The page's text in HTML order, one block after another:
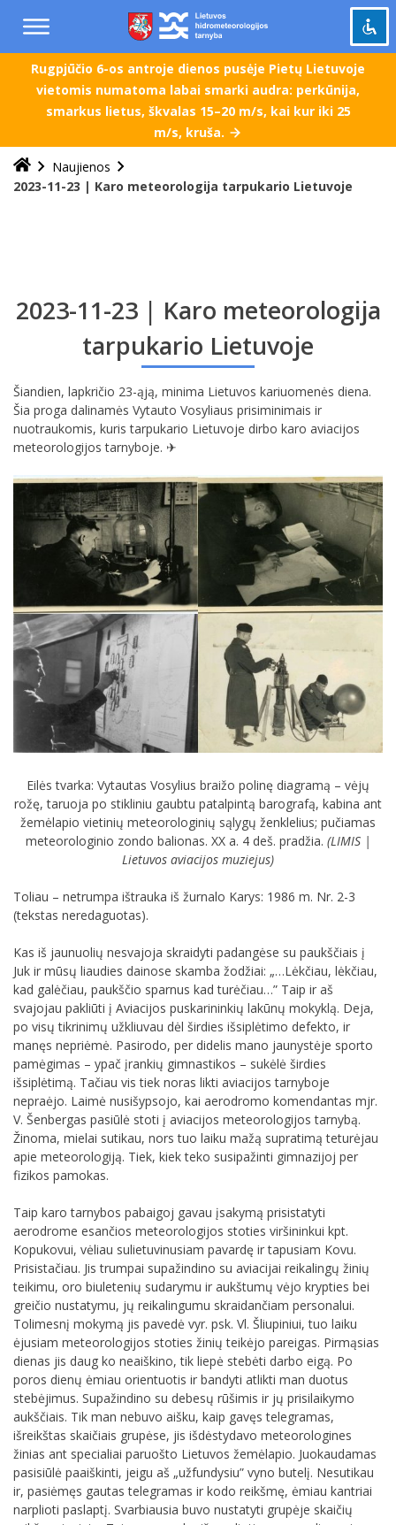
Pažymėti antraštes
zoom_out Tolinti
Priartinti
remove_circle_outline Sumažinti šriftą
Grąžinti
viską
į
pradinę
Rugpjūčio 6-os antroje dienos pusėje Pietų Lietuvoje
vietomis numatoma labai smarki audra: perkūnija,
smarkus lietus, škvalas 15–20 m/s, kai kur iki 25
m/s, kruša.
Naujienos
2023-11-23 | Karo meteorologija tarpukario Lietuvoje
2023-11-23 | Karo meteorologija
tarpukario Lietuvoje
Šiandien, lapkričio 23-ąją, minima Lietuvos kariuomenės diena.
Šia proga dalinamės Vytauto Vosyliaus prisiminimais ir
nuotraukomis, kuris tarpukario Lietuvoje dirbo karo aviacijos
meteorologijos tarnyboje. ✈
Eilės tvarka: Vytautas Vosylius braižo polinę diagramą – vėjų
rožę, taruoja po stikliniu gaubtu patalpintą barografą, kabina ant
žemėlapio vietinių meteorologinių sąlygų ženklelius; pučiamas
meteorologinio zondo balionas. XX a. 4 deš. pradžia. (LIMIS |
Lietuvos aviacijos muziejus)
Toliau – netrumpa ištrauka iš žurnalo Karys: 1986 m. Nr. 2-3
(tekstas neredaguotas).
Kas iš jaunuolių nesvajoja skraidyti padangėse su paukščiais į
Juk ir mūsų liaudies dainose skamba žodžiai: „…Lėkčiau, lėkčiau,
kad galėčiau, paukščio sparnus kad turėčiau…” Taip ir aš
svajojau pakliūti į Aviacijos puskarininkių lakūnų mokyklą. Deja,
po visų tikrinimų užkliuvau dėl širdies išsiplėtimo defekto, ir
manęs nepriėmė. Pasirodo, per didelis mano jaunystėje sporto
pamėgimas – ypač įrankių gimnastikos – sukėlė širdies
išsiplėtimą. Tačiau vis tiek noras likti aviacijos tarnyboje
nepraėjo. Laimė nusišypsojo, kai aerodromo komendantas mjr.
V. Šenbergas pasiūlė stoti į aviacijos meteorologijos tarnybą.
Žinoma, mielai sutikau, nors tuo laiku mažą supratimą teturėjau
apie meteorologiją. Tiek, kiek teko susipažinti gimnazijoj per
fizikos pamokas.
Taip karo tarnybos pabaigoj gavau įsakymą prisistatyti
aerodrome esančios meteorologijos stoties viršininkui kpt.
Kopukovui, vėliau sulietuvinusiam pavardę ir tapusiam Kovu.
Prisistačiau. Jis trumpai supažindino su aviacijai reikalingų žinių
teikimu, oro biuletenių sudarymu ir aukštumų vėjo krypties bei
greičio nustatymu, jų reikalingumu skraidančiam personalui.
Tolimesnį mokymą jis pavedė vyr. psk. Vl. Šliupiniui, tuo laiku
ėjusiam meteorologijos stoties žinių teikėjo pareigas. Pirmąsias
dienas jis daug ko neaiškino, tik liepė stebėti darbo eigą. Po
poros dienų ėmiau orientuotis ir bandyti atlikti man duotus
stebėjimus. Supažindino su debesų rūšimis ir jų prisilaikymo
aukščiais. Tik man nebuvo aišku, kaip gavęs telegramas,
išreikštas skaičiais grupėse, jis išdėstydavo meteorologines
žinias ant specialiai paruošto Lietuvos žemėlapio. Juokaudamas
pasisiūlė paaiškinti, jeigu aš „užfundysiu” vyno butelį. Nesutikau
ir, pasiėmęs gautas telegramas ir kodo reikšmę, ėmiau kantriai
narplioti paslaptį. Svarbiausia buvo nustatyti grupėje skaičių